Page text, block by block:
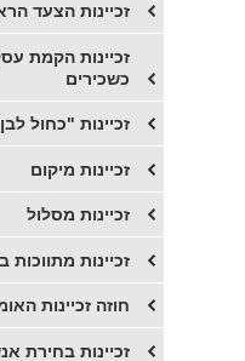
זכיינות הצעד
זכיינות הקמת
כשכירים
זכיינות "כחול
זכיינות מיקום
זכיינות מסלול
זכיינות
חוזה זכיינות
זכיינות בחירת